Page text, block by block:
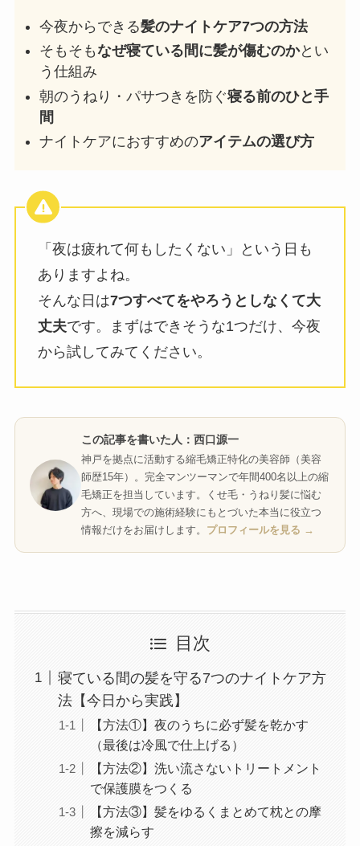
今夜からできる髪のナイトケア7つの方法
そもそもなぜ寝ている間に髪が傷むのかとい
う仕組み
朝のうねり・パサつきを防ぐ寝る前のひと手
間
ナイトケアにおすすめのアイテムの選び方
「夜は疲れて何もしたくない」という日も
ありますよね。
そんな日は7つすべてをやろうとしなくて大
丈夫です。まずはできそうな1つだけ、今夜
から試してみてください。
この記事を書いた人：西口源一
神戸を拠点に活動する縮毛矯正特化の美容師（美容
師歴15年）。完全マンツーマンで年間400名以上の縮
毛矯正を担当しています。くせ毛・うねり髪に悩む
方へ、現場での施術経験にもとづいた本当に役立つ
情報だけをお届けします。 プロフィールを見る →
目次
寝ている間の髪を守る7つのナイトケア方
法【今日から実践】
【方法①】夜のうちに必ず髪を乾かす
（最後は冷風で仕上げる）
【方法②】洗い流さないトリートメント
で保護膜をつくる
【方法③】髪をゆるくまとめて枕との摩
擦を減らす